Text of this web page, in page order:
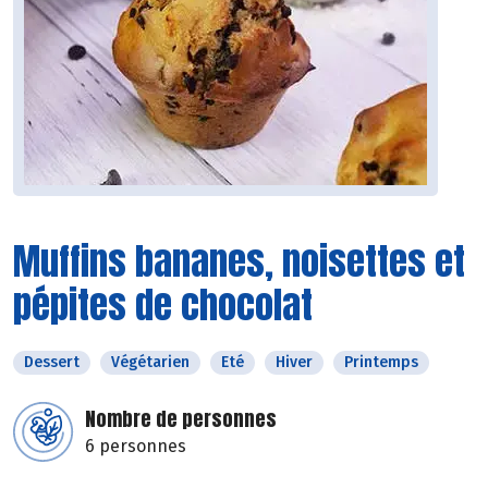
Muffins bananes, noisettes et
pépites de chocolat
Dessert Végétarien Eté Hiver Printemps
Nombre de personnes
6 personnes